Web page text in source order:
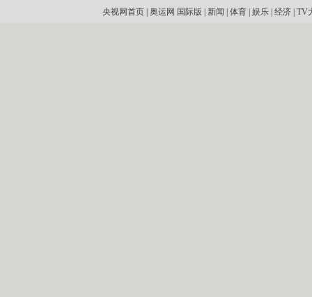
央视网首页| 奥运网 国际版 新闻 体育| 娱乐| 经济| TV